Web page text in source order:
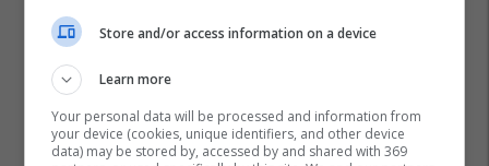
Store and/or access information on a device
Learn more
Your personal data will be processed and information from
your device (cookies, unique identifiers, and other device
data) may be stored by, accessed by and shared with 369